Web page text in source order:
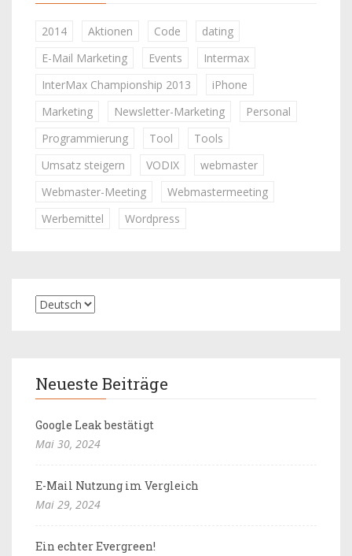
2014 Aktionen Code
dating
E-Mail Marketing
Events
Intermax
InterMax Championship 2013
iPhone
Marketing
Newsletter-Marketing
Personal
Programmierung
Tool
Tools
Umsatz steigern
VODIX
webmaster
Webmaster-Meeting
Webmastermeeting
Werbemittel
Wordpress
Neueste Beiträge
Google Leak bestätigt
Mai 30, 2024
E-Mail Nutzung im Vergleich
Mai 29, 2024
Ein echter Evergreen!